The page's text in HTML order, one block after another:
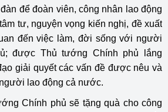
để đoàn viên, công nhân lao động
tư, nguyện vọng kiến nghị, đề xuất
đến việc làm, đời sống với người
được Thủ tướng Chính phủ lắng
giải quyết các vấn đề được nêu và
lao động cả nước.
Chính phủ sẽ tặng quà cho công